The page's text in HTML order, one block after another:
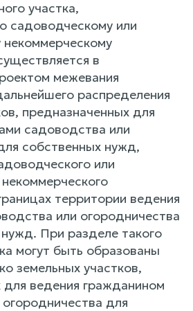
участка,
садоводческому или
в
межевания
распределения
предназначенных для
садоводства или
собственных нужд,
или
территории ведения
или огородничества
При разделе такого
могут быть образованы
земельных участков,
для ведения гражданином
для